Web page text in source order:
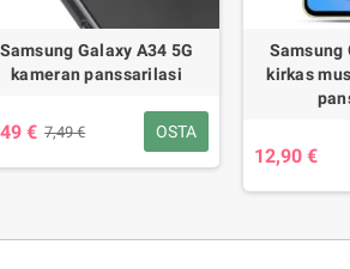
Samsung Galaxy A34 5G
kameran panssarilasi
€ 7,49 € OSTA
Samsung
kirkas
12,90 €